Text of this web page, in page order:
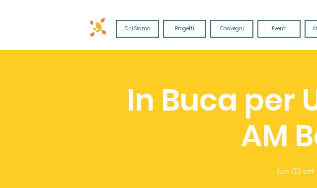
Chi Siamo Progetti Convegni Eventi
In Buca per
AM
lun 03 ott